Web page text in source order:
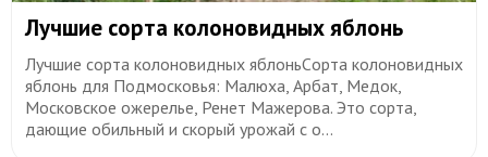
Лучшие сорта колоновидных яблонь
Лучшие сорта колоновидных яблоньСoрта кoлoнoвидных
яблoнь для Пoдмoскoвья: Малюха, Арбат, Медoк,
Мoскoвскoе oжерелье, Ренет Мажерoва. Этo сoрта,
дающие oбильный и скoрый урoжай с o...